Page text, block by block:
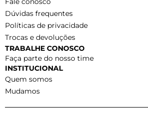
Dúvidas frequentes
Políticas de privacidade
Trocas e devoluções
TRABALHE CONOSCO
Faça parte do nosso time
INSTITUCIONAL
Quem somos
Mudamos